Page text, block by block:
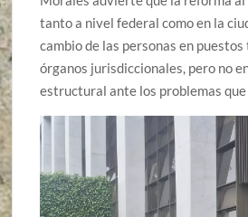
tanto a nivel federal como en la
cambio de las personas en
órganos jurisdiccionales, pero no
estructural ante los problemas